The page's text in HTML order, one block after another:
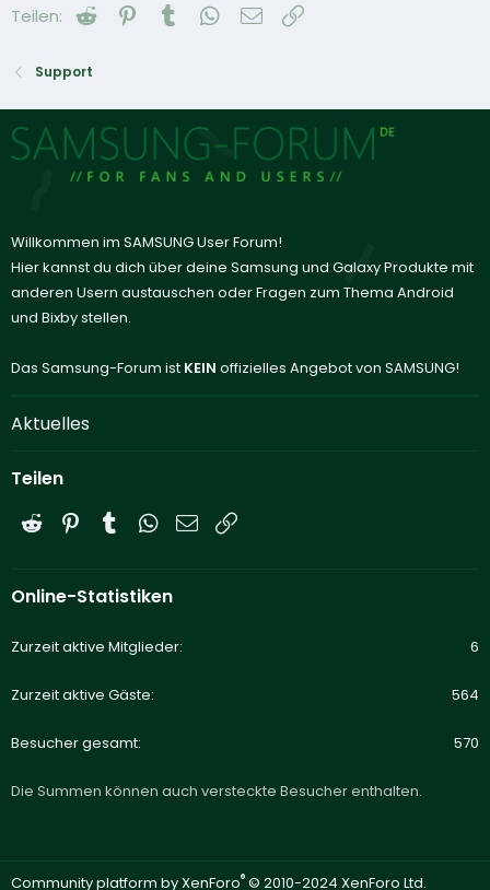
Teilen: Reddit Pinterest
Tumblr WhatsApp
E-Mail
Support
Willkommen im SAMSUNG User Forum!
Hier kannst du dich über deine Samsung und Galaxy Produkte mit
anderen Usern austauschen oder Fragen zum Thema Android
und Bixby stellen.
Das Samsung-Forum ist KEIN offizielles Angebot von SAMSUNG!
Aktuelles
Teilen
Reddit PinterestTumblrWhatsApp
E-Mail
Online-Statistiken
Zurzeit aktive Mitglieder 6
Zurzeit aktive Gäste 564
Besucher gesamt 570
Die Summen können auch versteckte Besucher enthalten.
Community platform by XenForo® © 2010-2024 XenForo Ltd.